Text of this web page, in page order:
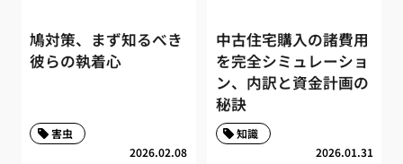
鳩対策、まず知るべき
彼らの執着心
2026.02.08
害虫
中古住宅購入の諸費用
を完全シミュレーショ
ン、内訳と資金計画の
秘訣
2026.01.31
知識